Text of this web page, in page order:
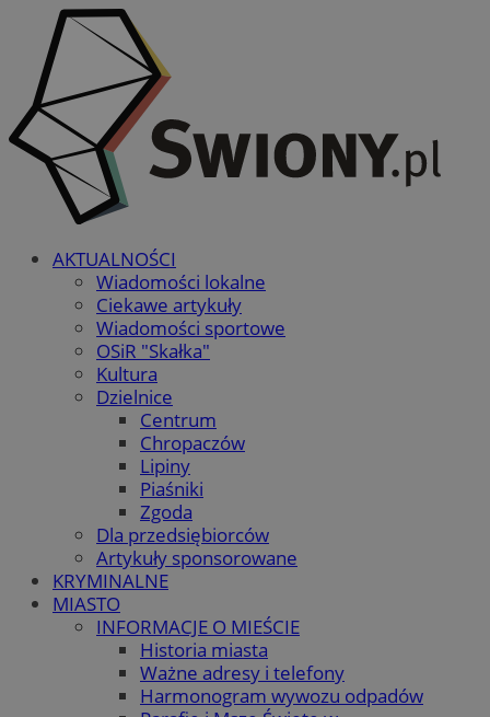
AKTUALNOŚCI
Wiadomości lokalne
Ciekawe artykuły
Wiadomości sportowe
OSiR "Skałka"
Kultura
Dzielnice
Centrum
Chropaczów
Lipiny
Piaśniki
Zgoda
Dla przedsiębiorców
Artykuły sponsorowane
KRYMINALNE
MIASTO
INFORMACJE O MIEŚCIE
Historia miasta
Ważne adresy i telefony
Harmonogram wywozu odpadów